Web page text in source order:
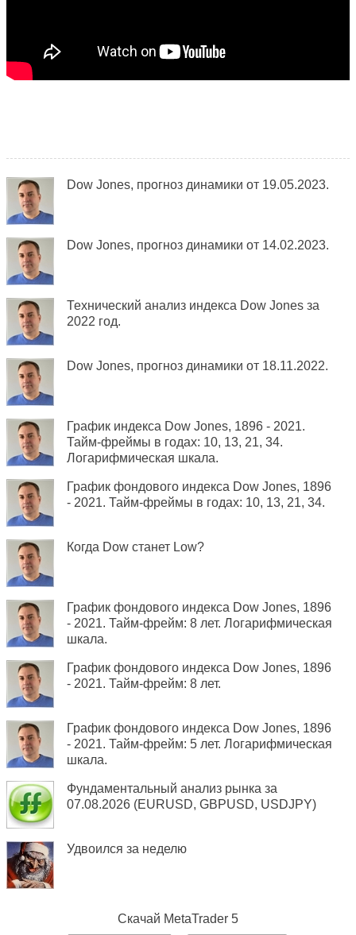
Dow Jones, прогноз динамики от 19.05.2023.
Dow Jones, прогноз динамики от 14.02.2023.
Технический анализ индекса Dow Jones за
2022 год.
Dow Jones, прогноз динамики от 18.11.2022.
График индекса Dow Jones, 1896 - 2021.
Тайм-фреймы в годах: 10, 13, 21, 34.
Логарифмическая шкала.
График фондового индекса Dow Jones, 1896
- 2021. Тайм-фреймы в годах: 10, 13, 21, 34.
Когда Dow станет Low?
График фондового индекса Dow Jones, 1896
- 2021. Тайм-фрейм: 8 лет. Логарифмическая
шкала.
График фондового индекса Dow Jones, 1896
- 2021. Тайм-фрейм: 8 лет.
График фондового индекса Dow Jones, 1896
- 2021. Тайм-фрейм: 5 лет. Логарифмическая
шкала.
Фундаментальный анализ рынка за
07.08.2026 (EURUSD, GBPUSD, USDJPY)
Удвоился за неделю
Скачай MetaTrader 5